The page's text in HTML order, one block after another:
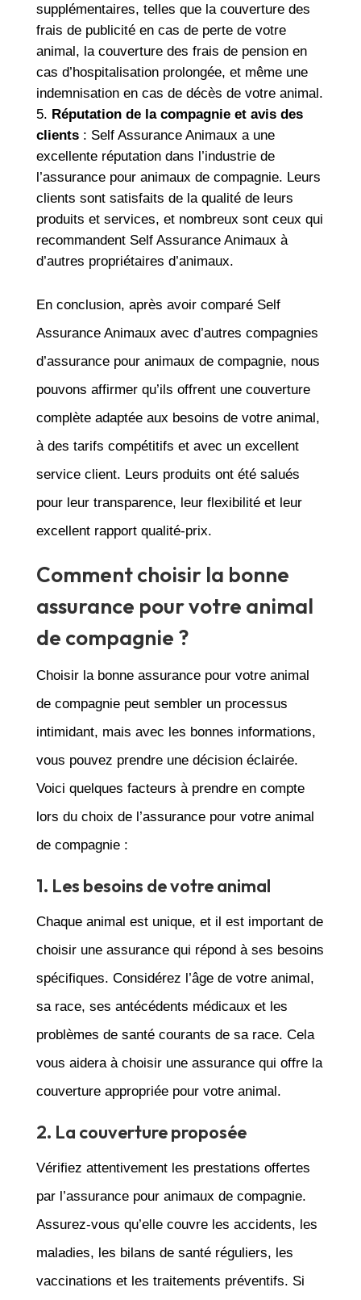
supplémentaires, telles que la couverture des
frais de publicité en cas de perte de votre
animal, la couverture des frais de pension en
cas d’hospitalisation prolongée, et même une
indemnisation en cas de décès de votre animal.
Réputation de la compagnie et avis des
clients: Self Assurance Animaux a une
excellente réputation dans l’industrie de
l’assurance pour animaux de compagnie. Leurs
clients sont satisfaits de la qualité de leurs
produits et services, et nombreux sont ceux qui
recommandent Self Assurance Animaux à
d’autres propriétaires d’animaux.
En conclusion, après avoir comparé Self
Assurance Animaux avec d’autres compagnies
d’assurance pour animaux de compagnie, nous
pouvons affirmer qu’ils offrent une couverture
complète adaptée aux besoins de votre animal,
à des tarifs compétitifs et avec un excellent
service client. Leurs produits ont été salués
pour leur transparence, leur flexibilité et leur
excellent rapport qualité-prix.
Comment choisir la bonne
assurance pour votre animal
de compagnie ?
Choisir la bonne assurance pour votre animal
de compagnie peut sembler un processus
intimidant, mais avec les bonnes informations,
vous pouvez prendre une décision éclairée.
Voici quelques facteurs à prendre en compte
lors du choix de l’assurance pour votre animal
de compagnie :
1. Les besoins de votre animal
Chaque animal est unique, et il est important de
choisir une assurance qui répond à ses besoins
spécifiques. Considérez l’âge de votre animal,
sa race, ses antécédents médicaux et les
problèmes de santé courants de sa race. Cela
vous aidera à choisir une assurance qui offre la
couverture appropriée pour votre animal.
2. La couverture proposée
Vérifiez attentivement les prestations offertes
par l’assurance pour animaux de compagnie.
Assurez-vous qu’elle couvre les accidents, les
maladies, les bilans de santé réguliers, les
vaccinations et les traitements préventifs. Si